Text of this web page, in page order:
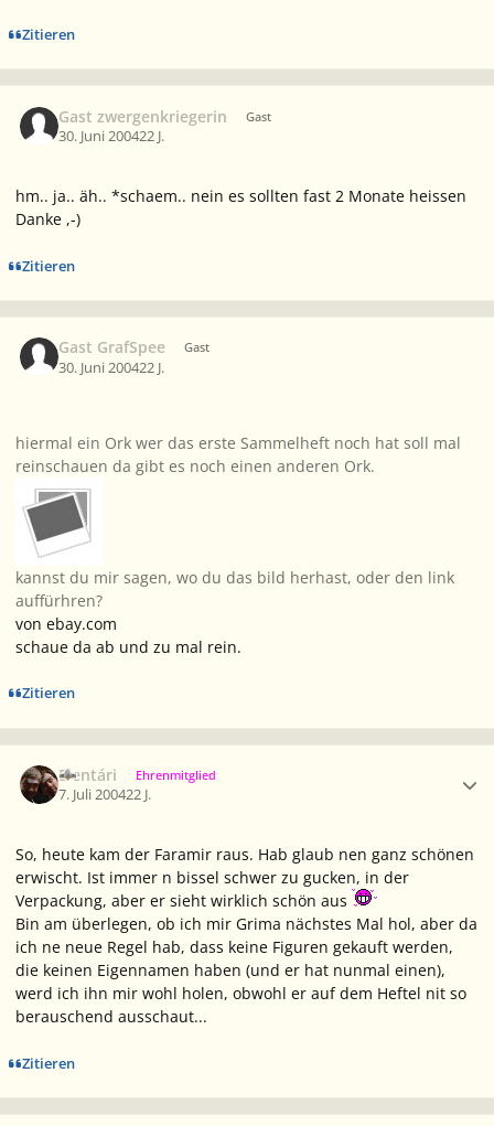
Zitieren
Gast zwergenkriegerin Gast
30. Juni 200422 J.
hm.. ja.. äh.. *schaem.. nein es sollten fast 2 Monate heissen
Danke ,-)
Zitieren
Gast GrafSpee Gast
30. Juni 200422 J.
hiermal ein Ork wer das erste Sammelheft noch hat soll mal
reinschauen da gibt es noch einen anderen Ork.
kannst du mir sagen, wo du das bild herhast, oder den link
auffürhren?
von ebay.com
schaue da ab und zu mal rein.
Zitieren
Elentári Ehrenmitglied
7. Juli 200422 J.
So, heute kam der Faramir raus. Hab glaub nen ganz schönen
erwischt. Ist immer n bissel schwer zu gucken, in der
Verpackung, aber er sieht wirklich schön aus
Bin am überlegen, ob ich mir Grima nächstes Mal hol, aber da
ich ne neue Regel hab, dass keine Figuren gekauft werden,
die keinen Eigennamen haben (und er hat nunmal einen),
werd ich ihn mir wohl holen, obwohl er auf dem Heftel nit so
berauschend ausschaut...
Zitieren